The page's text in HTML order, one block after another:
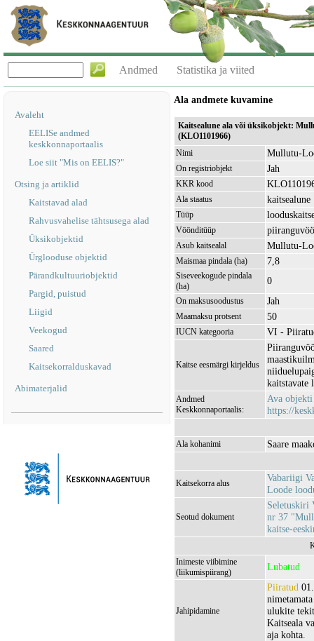
Andmed Statistika ja viited
Avaleht
EELISe andmed
keskkonnaportaalis
Loe siit "Mis on EELIS?"
Otsing ja artiklid
Kaitstavad alad
Rahvusvahelise tähtsusega alad
Üksikobjektid
Ürglooduse objektid
Pärandkultuuriobjektid
Pargid, puistud
Liigid
Veekogud
Saared
Kaitsekorralduskavad
Abimaterjalid
Ala andmete kuvamine
Kaitsealune ala või üksikobjekt:
(KLO1101966)
Nimi
Mullutu-
On registriobjekt Jah
KKR kood
Ala staatus kaitsealune
Tüüp
Vöönditüüp
Asub kaitsealal Mullutu-
Maismaa pindala (ha) 7,8
Siseveekogude pindala
(ha)
0
On maksusoodustus Jah
Maamaksu protsent 50
IUCN kategooria VI -
Kaitse eesmärgi kirjeldus
kaitstavate
Andmed
Keskkonnaportaalis:
Ava objekti
https://
Ala kohanimi Saare
Kaitsekorra alus
Vabariigi
Loode
Seotud dokument
Seletuskiri
nr 37
kaitse-
Inimeste viibimine
(liikumispiirang)
Lubatud
Jahipidamine
Piiratud
ulukite
Kaitseala
aja kohta.